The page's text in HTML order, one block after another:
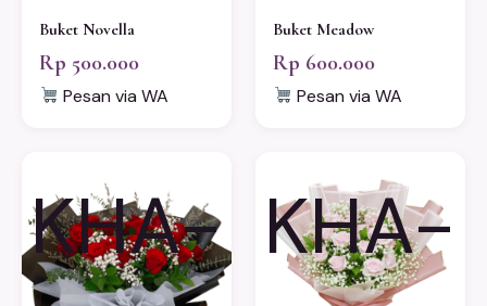
Buket Novella
Rp 500.000
Pesan via WA
Buket Meadow
Rp 600.000
Pesan via WA
KHA- KHA-